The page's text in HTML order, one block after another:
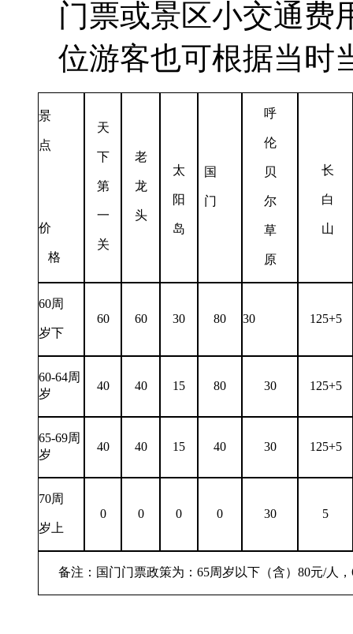
门票或景区小交通费
位游客也可根据当时
景
点
价
格
天
下
第
一
关
老
龙
头
太
阳
岛
国
门
呼
伦
贝
尔
草
原
长
白
山
60周
岁下
60 60 30 80 30 125+5
60-64周
岁
40 40 15 80 30 125+5
65-69周
岁
40 40 15 40 30 125+5
70周
岁上
0 0 0 0 30 5
备注：国门门票政策为：65周岁以下（含）80元/人